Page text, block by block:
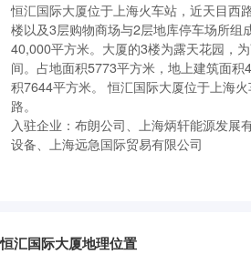
恒汇国际大厦位于上海火车站，近天目西
楼以及3层购物商场与2层地库停车场所组
40,000平方米。大厦的3楼为露天花园，
间。占地面积5773平方米，地上建筑面
积7644平方米。 恒汇国际大厦位于上海
路。
入驻企业： 布朗公司、上海炳轩能源发展
设备、上海远急国际贸易有限公司
恒汇国际大厦地理位置